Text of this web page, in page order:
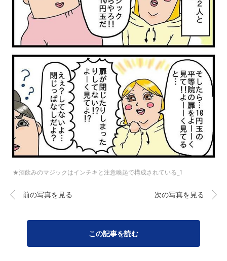
★酒飲みのマジックはインチキと注意喚起で構成されている_1
前の写真を見る 次の写真を見る
この記事を読む